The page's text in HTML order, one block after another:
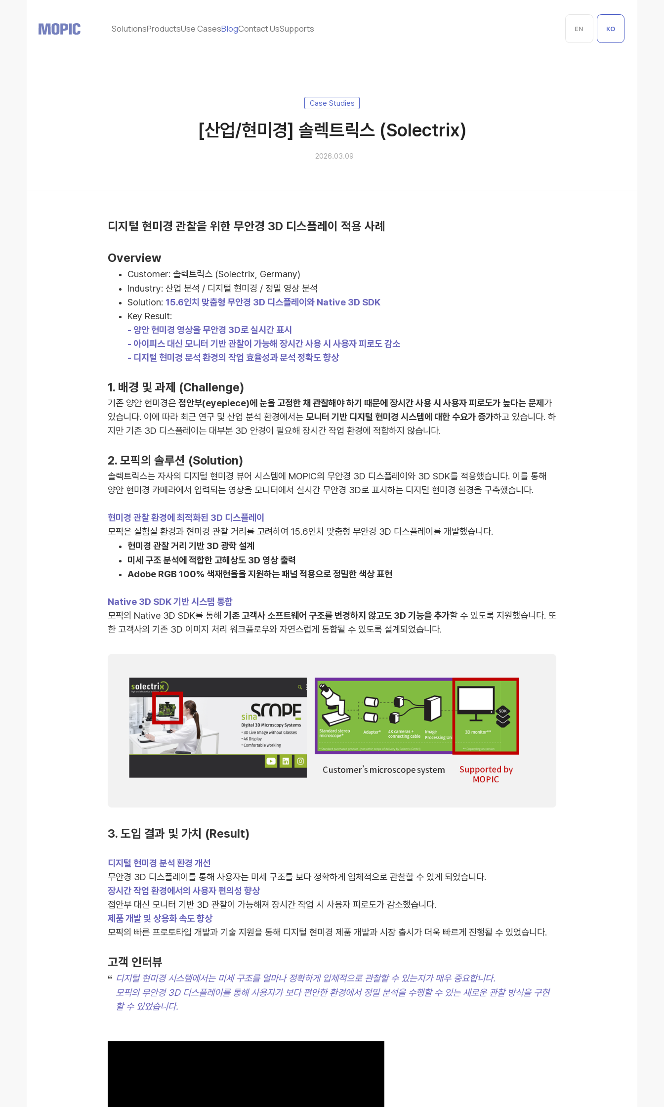
SolutionsProductsUse CasesBlogContact UsSupports EN KO
Case Studies
[산업/현미경] 솔렉트릭스 (Solectrix)
2026.03.09
디지털 현미경 관찰을 위한 무안경 3D 디스플레이 적용 사례
Overview
Customer: 솔렉트릭스 (Solectrix, Germany)
Industry: 산업 분석 / 디지털 현미경 / 정밀 영상 분석
Solution: 15.6인치 맞춤형 무안경 3D 디스플레이와 Native 3D SDK
Key Result:
- 양안 현미경 영상을 무안경 3D로 실시간 표시
- 아이피스 대신 모니터 기반 관찰이 가능해 장시간 사용 시 사용자 피로도 감소
- 디지털 현미경 분석 환경의 작업 효율성과 분석 정확도 향상
1. 배경 및 과제 (Challenge)
기존 양안 현미경은 접안부(eyepiece)에 눈을 고정한 채 관찰해야 하기 때문에 장시간 사용 시 사용자 피로도가 높다는 문제 가
있습니다. 이에 따라 최근 연구 및 산업 분석 환경에서는 모니터 기반 디지털 현미경 시스템에 대한 수요가 증가하고 있습니다. 하
지만 기존 3D 디스플레이는 대부분 3D 안경이 필요해 장시간 작업 환경에 적합하지 않습니다.
2. 모픽의 솔루션 (Solution)
솔렉트릭스는 자사의 디지털 현미경 뷰어 시스템에 MOPIC의 무안경 3D 디스플레이와 3D SDK를 적용했습니다. 이를 통해
양안 현미경 카메라에서 입력되는 영상을 모니터에서 실시간 무안경 3D로 표시하는 디지털 현미경 환경을 구축했습니다.
현미경 관찰 환경에 최적화된 3D 디스플레이
모픽은 실험실 환경과 현미경 관찰 거리를 고려하여 15.6인치 맞춤형 무안경 3D 디스플레이를 개발했습니다.
현미경 관찰 거리 기반 3D 광학 설계
미세 구조 분석에 적합한 고해상도 3D 영상 출력
Adobe RGB 100% 색재현율을 지원하는 패널 적용으로 정밀한 색상 표현
Native 3D SDK 기반 시스템 통합
모픽의 Native 3D SDK를 통해 기존 고객사 소프트웨어 구조를 변경하지 않고도 3D 기능을 추가할 수 있도록 지원했습니다. 또
한 고객사의 기존 3D 이미지 처리 워크플로우와 자연스럽게 통합될 수 있도록 설계되었습니다.
3. 도입 결과 및 가치 (Result)
디지털 현미경 분석 환경 개선
무안경 3D 디스플레이를 통해 사용자는 미세 구조를 보다 정확하게 입체적으로 관찰할 수 있게 되었습니다.
장시간 작업 환경에서의 사용자 편의성 향상
접안부 대신 모니터 기반 3D 관찰이 가능해져 장시간 작업 시 사용자 피로도가 감소했습니다.
제품 개발 및 상용화 속도 향상
모픽의 빠른 프로토타입 개발과 기술 지원을 통해 디지털 현미경 제품 개발과 시장 출시가 더욱 빠르게 진행될 수 있었습니다.
고객 인터뷰
디지털 현미경 시스템에서는 미세 구조를 얼마나 정확하게 입체적으로 관찰할 수 있는지가 매우 중요합니다.
모픽의 무안경 3D 디스플레이를 통해 사용자가 보다 편안한 환경에서 정밀 분석을 수행할 수 있는 새로운 관찰 방식을 구현
할 수 있었습니다.